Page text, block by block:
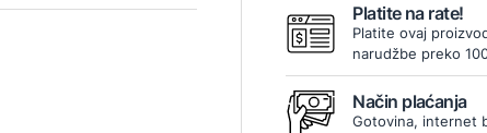
Platite na rate!
Platite ovaj
narudžbe preko
Način plaćanja
Gotovina, internet